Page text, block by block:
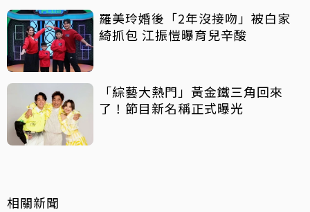
羅美玲婚後「2年沒接吻」被白家
綺抓包 江振愷曝育兒辛酸
「綜藝大熱門」黃金鐵三角回來
了！節目新名稱正式曝光
相關新聞